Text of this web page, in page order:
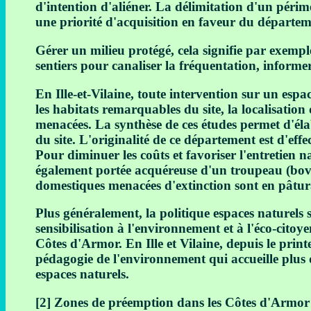
d'intention d'aliéner. La délimitation d'un
une priorité d'acquisition en faveur du
Gérer un milieu protégé, cela signifie par
sentiers pour canaliser la fréquentation,
En Ille-et-Vilaine, toute intervention sur un
les habitats remarquables du site, la localisation
menacées. La synthèse de ces études permet
du site. L'originalité de ce département est
Pour diminuer les coûts et favoriser l'entretien
également portée acquéreuse d'un troupeau
domestiques menacées d'extinction sont en
Plus généralement, la politique espaces naturels
sensibilisation à l'environnement et à l'éco-
Côtes d'Armor. En Ille et Vilaine, depuis le
pédagogie de l'environnement qui accueille plus
espaces naturels.
[2] Zones de préemption dans les Côtes d'Armor